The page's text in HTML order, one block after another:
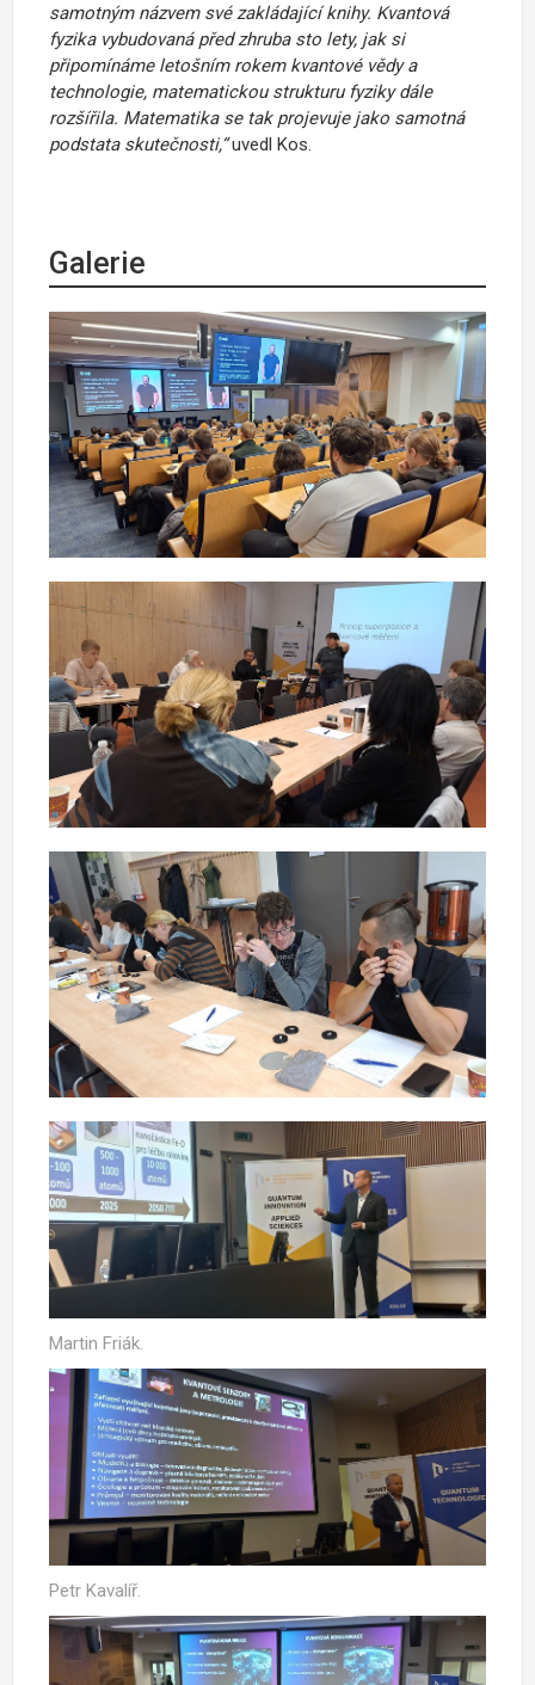
samotným názvem své zakládající knihy. Kvantová
fyzika vybudovaná před zhruba sto lety, jak si
připomínáme letošním rokem kvantové vědy a
technologie, matematickou strukturu fyziky dále
rozšířila. Matematika se tak projevuje jako samotná
podstata skutečnosti,“uvedl Kos.
Galerie
Martin Friák.
Petr Kavalíř.